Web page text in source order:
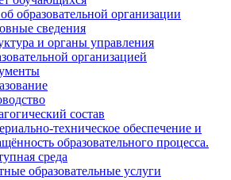
образовательной организации
сведения
и органы управления
организацией
состав
техническое обеспечение и
образовательного процесса.
среда
образовательные услуги